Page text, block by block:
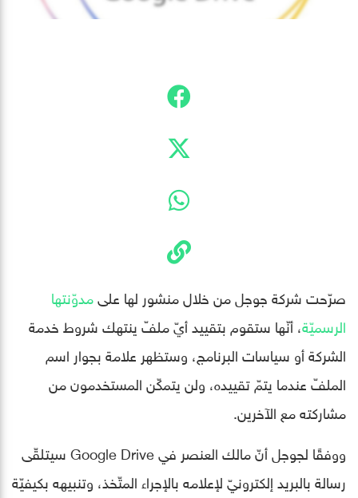
صرّحت شركة جوجل من خلال منشور لها علىمدوّنتها
الرسميّة، أنّها ستقوم بتقييد أيّ ملفّ ينتهك شروط خدمة
الشركة أو سياسات البرنامج، وستظهر علامة بجوار اسم
الملفّ عندما يتمّ تقييده، ولن يتمكّن المستخدمون من
مشاركته مع الآخرين.
ووفقًا لجوجل أنّ مالك العنصر في Google Drive سيتلقّى
رسالة بالبريد إلكترونيّ لإعلامه بالإجراء المتّخذ، وتنبيهه بكيفيّة